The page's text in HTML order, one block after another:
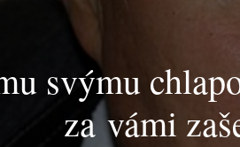
svýmu
za vámi